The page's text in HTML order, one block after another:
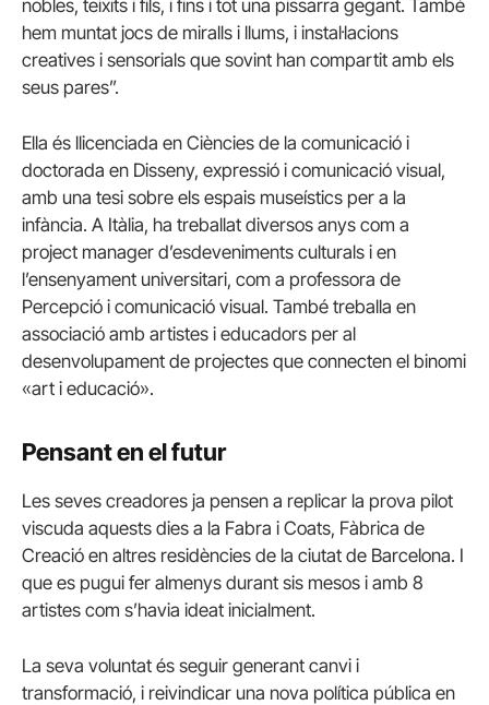
nobles, teixits i fils, i fins i tot una pissarra gegant. També
hem muntat jocs de miralls i llums, i instal·lacions
creatives i sensorials que sovint han compartit amb els
seus pares”.
Ella és llicenciada en Ciències de la comunicació i
doctorada en Disseny, expressió i comunicació visual,
amb una tesi sobre els espais museístics per a la
infància. A Itàlia, ha treballat diversos anys com a
project manager d’esdeveniments culturals i en
l’ensenyament universitari, com a professora de
Percepció i comunicació visual. També treballa en
associació amb artistes i educadors per al
desenvolupament de projectes que connecten el binomi
«art i educació».
Pensant en el futur
Les seves creadores ja pensen a replicar la prova pilot
viscuda aquests dies a la Fabra i Coats, Fàbrica de
Creació en altres residències de la ciutat de Barcelona. I
que es pugui fer almenys durant sis mesos i amb 8
artistes com s’havia ideat inicialment.
La seva voluntat és seguir generant canvi i
transformació, i reivindicar una nova política pública en